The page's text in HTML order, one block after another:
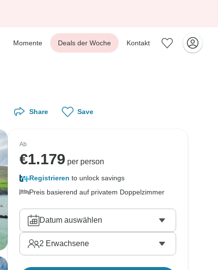
Momente Deals der Woche Kontakt
Share Save
Ab
€1.179 per person
Registrieren to unlock savings
Preis basierend auf privatem Doppelzimmer
Datum auswählen
2 Erwachsene